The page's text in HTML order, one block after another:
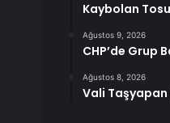
Kaybolan
Ağustos 9, 2026
CHP’de Grup
Ağustos 8, 2026
Vali